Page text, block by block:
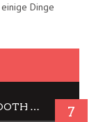
Dinge
JBL TUNE 720BT: OVER EAR BLUETOOTH KOPFHÖRER UM DIE 50,-€ IM DAUER-TEST 7